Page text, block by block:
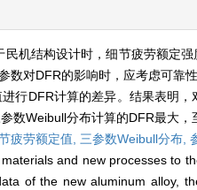
民机结构设计时，细节疲劳额定
数对DFR的影响时，应考虑可靠
行DFR计算的差异。结果表明
数Weibull分布计算的DFR最大，
疲劳额定值, 三参数Weibull分布,
and new processes to
of the new aluminum alloy,